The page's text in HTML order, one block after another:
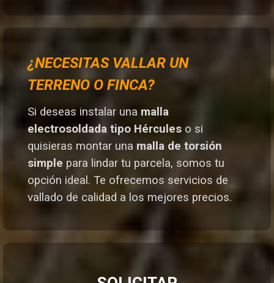
¿NECESITAS VALLAR UN
TERRENO O FINCA?
Si deseas instalar una malla
electrosoldada tipo Hércules o si
quisieras montar una malla de torsión
simple para lindar tu parcela, somos tu
opción ideal. Te ofrecemos servicios de
vallado de calidad a los mejores precios.